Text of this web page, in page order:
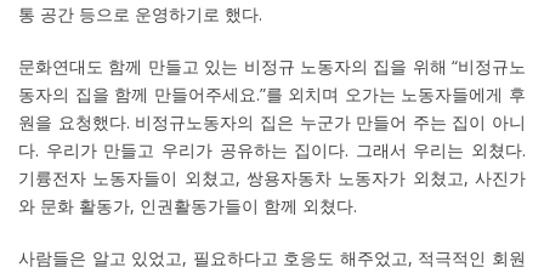
통 공간 등으로 운영하기로 했다.
문화연대도 함께 만들고 있는 비정규 노동자의 집을 위해 “비정규노
동자의 집을 함께 만들어주세요.”를 외치며 오가는 노동자들에게 후
원을 요청했다. 비정규노동자의 집은 누군가 만들어 주는 집이 아니
다. 우리가 만들고 우리가 공유하는 집이다. 그래서 우리는 외쳤다.
기륭전자 노동자들이 외쳤고, 쌍용자동차 노동자가 외쳤고, 사진가
와 문화 활동가, 인권활동가들이 함께 외쳤다.
사람들은 알고 있었고, 필요하다고 호응도 해주었고, 적극적인 회원